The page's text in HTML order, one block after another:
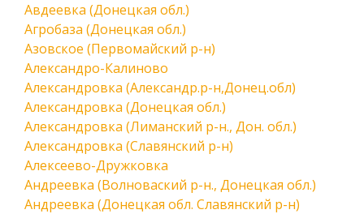
Авдеевка (Донецкая обл.)
Агробаза (Донецкая обл.)
Азовское (Первомайский р-н)
Александро-Калиново
Александровка (Александр.р-н,Донец.обл)
Александровка (Донецкая обл.)
Александровка (Лиманский р-н., Дон. обл.)
Александровка (Славянский р-н)
Алексеево-Дружковка
Андреевка (Волноваский р-н., Донецкая обл.)
Андреевка (Донецкая обл. Славянский р-н)